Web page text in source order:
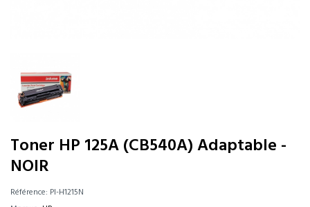
Toner HP 125A (CB540A) Adaptable -
NOIR
Référence: PI-H1215N